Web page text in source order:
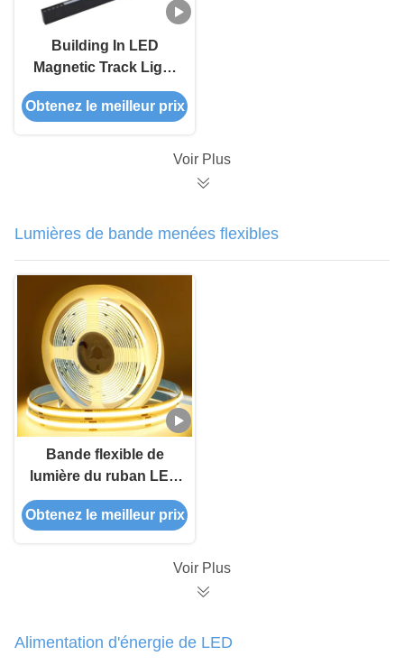
Building In LED
Magnetic Track Light
Linear Module
System 10W Ra>90
Obtenez le meilleur prix
Voir Plus
Lumières de bande menées flexibles
Bande flexible de
lumière du ruban LED
des lumières de
bande de l'ÉPI
Obtenez le meilleur prix
Voir Plus
Alimentation d'énergie de LED